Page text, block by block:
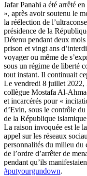
Jafar Panahi a été arrêté
», après avoir soutenu le
la réélection de
présidence de la
Détenu pendant deux
prison et vingt ans
voyager ou même de
sous un régime de liberté
tout instant. Il continuait
Le vendredi 8 juillet 2022,
collègue Mostafa Al-
et incarcérés pour «
d’Evin, sous le contrôle
de la République
La raison invoquée est le
appel sur les réseaux
personnalités du milieu du
de l’ordre d’arrêter de
pendant qu’ils
#putyourgundown.